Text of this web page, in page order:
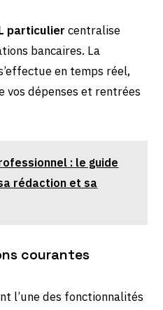
particulier centralise
bancaires. La
en temps réel,
vos dépenses et rentrées
: le guide
rédaction et sa
courantes
l’une des fonctionnalités